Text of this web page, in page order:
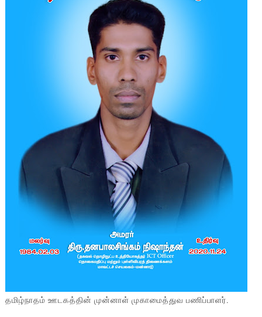
தமிழ்நாதம் ஊடகத்தின் முன்னாள் முகாமைத்துவ பணிப்பாளர்.